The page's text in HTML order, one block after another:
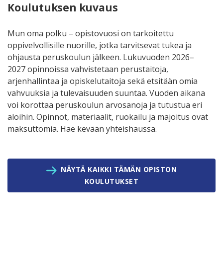
Koulutuksen kuvaus
Mun oma polku – opistovuosi on tarkoitettu
oppivelvollisille nuorille, jotka tarvitsevat tukea ja
ohjausta peruskoulun jälkeen. Lukuvuoden 2026–
2027 opinnoissa vahvistetaan perustaitoja,
arjenhallintaa ja opiskelutaitoja sekä etsitään omia
vahvuuksia ja tulevaisuuden suuntaa. Vuoden aikana
voi korottaa peruskoulun arvosanoja ja tutustua eri
aloihin. Opinnot, materiaalit, ruokailu ja majoitus ovat
maksuttomia. Hae kevään yhteishaussa.
NÄYTÄ KAIKKI TÄMÄN OPISTON
KOULUTUKSET